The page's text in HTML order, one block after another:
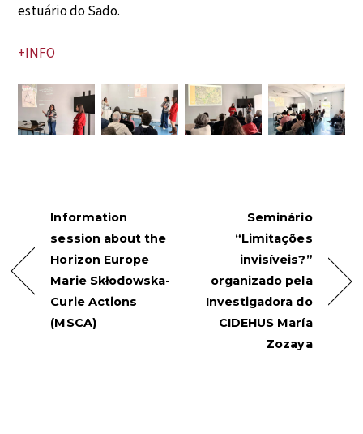
estuário do Sado.
+INFO
Information
session about the
Horizon Europe
Marie Skłodowska-
Curie Actions
(MSCA)
Seminário
“Limitações
invisíveis?”
organizado pela
Investigadora do
CIDEHUS María
Zozaya